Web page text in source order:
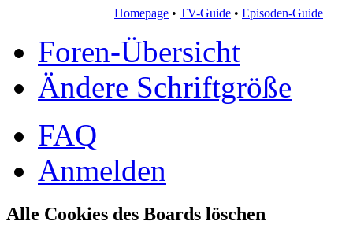
Homepage • TV-Guide • Episoden-Guide
Foren-Übersicht
Ändere Schriftgröße
FAQ
Anmelden
Alle Cookies des Boards löschen